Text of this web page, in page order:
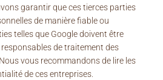
garantir que ces tierces parties
de manière fiable ou
telles que Google doivent être
de traitement des
vous recommandons de lire les
de ces entreprises.